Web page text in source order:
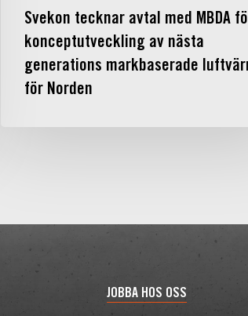
Svekon tecknar avtal med MBDA
konceptutveckling av nästa
generations markbaserade
för Norden
JOBBA HOS OSS